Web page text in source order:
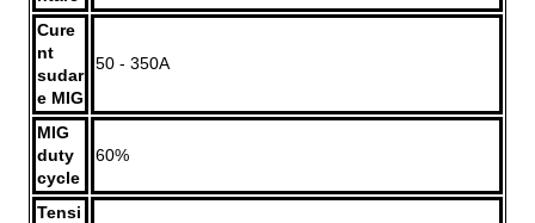
Cure
nt
sudar
e MIG
50 - 350A
MIG
duty
cycle
60%
Tensi